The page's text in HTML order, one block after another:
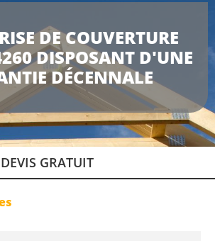
DE COUVERTURE
DISPOSANT D'UNE
DÉCENNALE
GRATUIT